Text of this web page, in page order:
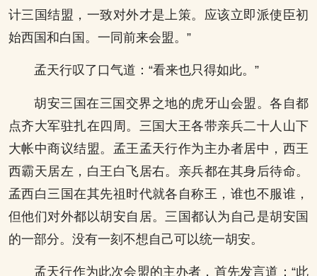
计三国结盟，一致对外才是上策。应该立即派使臣初
始西国和白国。一同前来会盟。”
孟天行叹了口气道：“看来也只得如此。”
胡安三国在三国交界之地的虎牙山会盟。各自都
点齐大军驻扎在四周。三国大王各带亲兵二十人山下
大帐中商议结盟。孟王孟天行作为主办者居中，西王
西霸天居左，白王白飞居右。亲兵都在其身后待命。
孟西白三国在其先祖时代就各自称王，谁也不服谁，
但他们对外都以胡安自居。三国都认为自己是胡安国
的一部分。没有一刻不想自己可以统一胡安。
孟天行作为此次会盟的主办者，首先发言道：“此